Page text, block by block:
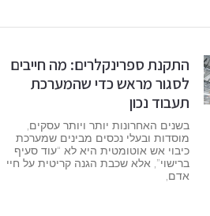
התקנת ספרינקלרים: מה חייבים
לסגור מראש כדי שהמערכת
תעבוד נכון
בשנים האחרונות יותר ויותר עסקים,
מוסדות ובעלי נכסים מבינים שמערכת
כיבוי אש אוטומטית היא לא “עוד סעיף
ברישוי”, אלא שכבת הגנה קריטית על חיי
אדם,